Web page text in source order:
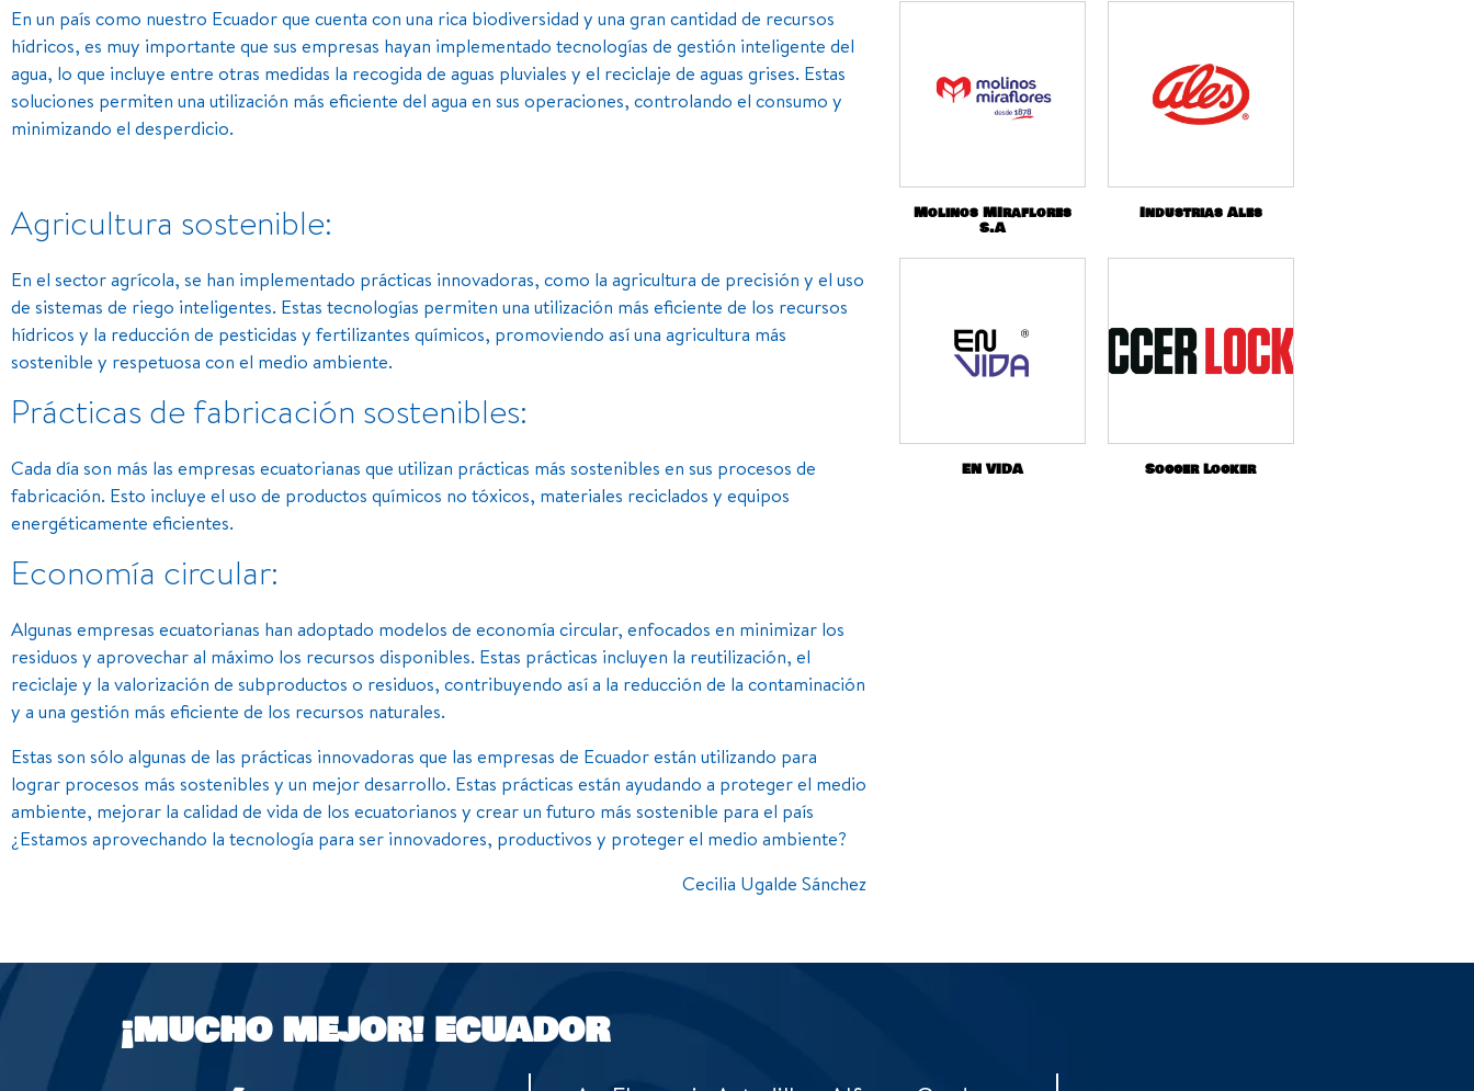
En un país como nuestro Ecuador que cuenta con una rica biodiversidad y una gran cantidad de recursos
hídricos, es muy importante que sus empresas hayan implementado tecnologías de gestión inteligente del
agua, lo que incluye entre otras medidas la recogida de aguas pluviales y el reciclaje de aguas grises. Estas
soluciones permiten una utilización más eficiente del agua en sus operaciones, controlando el consumo y
minimizando el desperdicio.
Agricultura sostenible:
En el sector agrícola, se han implementado prácticas innovadoras, como la agricultura de precisión y el uso
de sistemas de riego inteligentes. Estas tecnologías permiten una utilización más eficiente de los recursos
hídricos y la reducción de pesticidas y fertilizantes químicos, promoviendo así una agricultura más
sostenible y respetuosa con el medio ambiente.
Prácticas de fabricación sostenibles:
Cada día son más las empresas ecuatorianas que utilizan prácticas más sostenibles en sus procesos de
fabricación. Esto incluye el uso de productos químicos no tóxicos, materiales reciclados y equipos
energéticamente eficientes.
Economía circular:
Algunas empresas ecuatorianas han adoptado modelos de economía circular, enfocados en minimizar los
residuos y aprovechar al máximo los recursos disponibles. Estas prácticas incluyen la reutilización, el
reciclaje y la valorización de subproductos o residuos, contribuyendo así a la reducción de la contaminación
y a una gestión más eficiente de los recursos naturales.
Estas son sólo algunas de las prácticas innovadoras que las empresas de Ecuador están utilizando para
lograr procesos más sostenibles y un mejor desarrollo. Estas prácticas están ayudando a proteger el medio
ambiente, mejorar la calidad de vida de los ecuatorianos y crear un futuro más sostenible para el país
¿Estamos aprovechando la tecnología para ser innovadores, productivos y proteger el medio ambiente?
Cecilia Ugalde Sánchez
Molinos MIraflores
S.A
Industrias Ales
EN VIDA Soccer Locker
¡MUCHO MEJOR! ECUADOR